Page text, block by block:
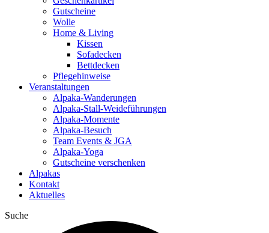
Gutscheine
Wolle
Home & Living
Kissen
Sofadecken
Bettdecken
Pflegehinweise
Veranstaltungen
Alpaka-Wanderungen
Alpaka-Stall-Weideführungen
Alpaka-Momente
Alpaka-Besuch
Team Events & JGA
Alpaka-Yoga
Gutscheine verschenken
Alpakas
Kontakt
Aktuelles
Suche